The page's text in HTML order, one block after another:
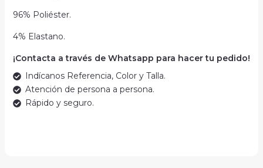
96% Poliéster.
4% Elastano.
¡Contacta a través de Whatsapp para hacer tu pedido!
Indícanos Referencia, Color y Talla.
Atención de persona a persona.
Rápido y seguro.